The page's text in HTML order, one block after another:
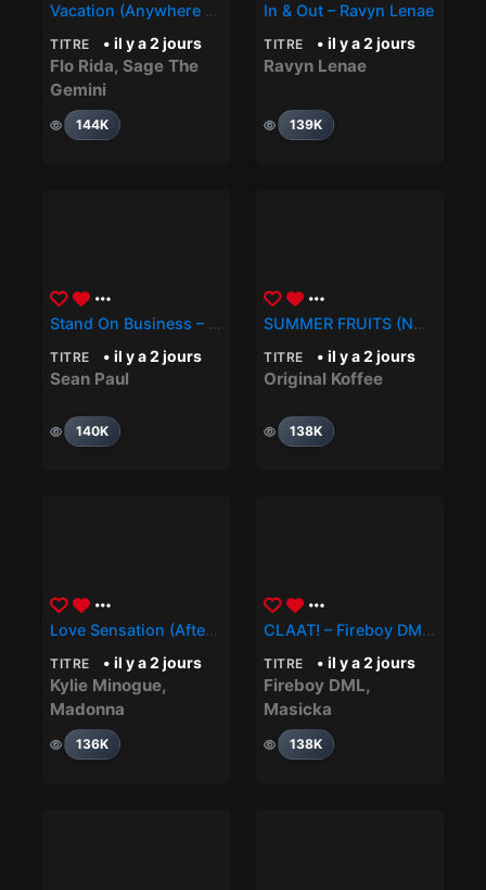
Vacation (Anywhere You Wanna Go) – Flo Rida, Sage The Gemini
TITRE • il y a 2 jours
Flo Rida, Sage The
Gemini
144K
In & Out – Ravyn Lenae
TITRE • il y a 2 jours
Ravyn Lenae
139K
Stand On Business – Sean Paul
TITRE • il y a 2 jours
Sean Paul
140K
SUMMER FRUITS (NA NA) – Original Koffee
TITRE • il y a 2 jours
Original Koffee
138K
Love Sensation (Afterhours Mix) – Madonna, Kylie Minogue
TITRE • il y a 2 jours
Kylie Minogue,
Madonna
136K
CLAAT! – Fireboy DML, Masicka
TITRE • il y a 2 jours
Fireboy DML,
Masicka
138K